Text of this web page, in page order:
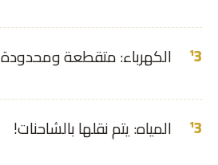
الكهرباء: متقطعة ومحدودة
المياه: يتم نقلها بالشاحنات!